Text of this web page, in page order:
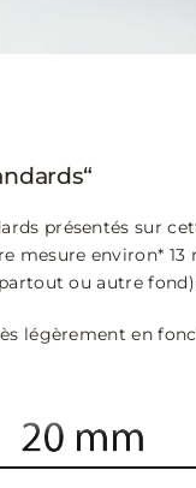
présentés sur
mesure environ*
ou autre
légèrement en